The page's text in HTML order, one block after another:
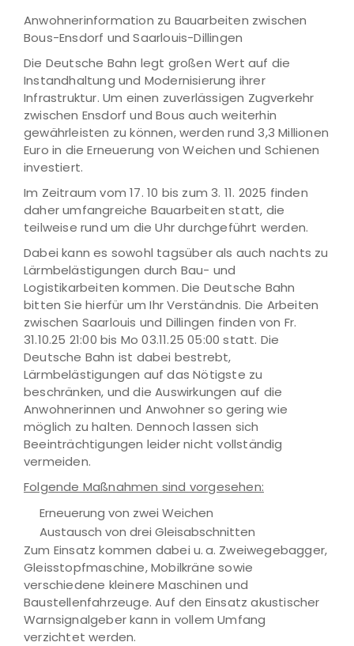
Anwohnerinformation zu Bauarbeiten zwischen
Bous-Ensdorf und Saarlouis-Dillingen
Die Deutsche Bahn legt großen Wert auf die
Instandhaltung und Modernisierung ihrer
Infrastruktur. Um einen zuverlässigen Zugverkehr
zwischen Ensdorf und Bous auch weiterhin
gewährleisten zu können, werden rund 3,3 Millionen
Euro in die Erneuerung von Weichen und Schienen
investiert.
Im Zeitraum vom 17. 10 bis zum 3. 11. 2025 finden
daher umfangreiche Bauarbeiten statt, die
teilweise rund um die Uhr durchgeführt werden.
Dabei kann es sowohl tagsüber als auch nachts zu
Lärmbelästigungen durch Bau- und
Logistikarbeiten kommen. Die Deutsche Bahn
bitten Sie hierfür um Ihr Verständnis. Die Arbeiten
zwischen Saarlouis und Dillingen finden von Fr.
31.10.25 21:00 bis Mo 03.11.25 05:00 statt. Die
Deutsche Bahn ist dabei bestrebt,
Lärmbelästigungen auf das Nötigste zu
beschränken, und die Auswirkungen auf die
Anwohnerinnen und Anwohner so gering wie
möglich zu halten. Dennoch lassen sich
Beeinträchtigungen leider nicht vollständig
vermeiden.
Folgende Maßnahmen sind vorgesehen:
Erneuerung von zwei Weichen
Austausch von drei Gleisabschnitten
Zum Einsatz kommen dabei u. a. Zweiwegebagger,
Gleisstopfmaschine, Mobilkräne sowie
verschiedene kleinere Maschinen und
Baustellenfahrzeuge. Auf den Einsatz akustischer
Warnsignalgeber kann in vollem Umfang
verzichtet werden.